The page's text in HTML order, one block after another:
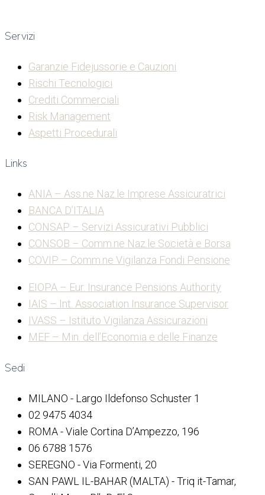
Servizi
Garanzie Fidejussorie e Cauzioni
Rischi Tecnologici
Crediti Commerciali
Risk Management
Aspetti Procedurali
Links
ANIA – Ass.ne Naz.le Imprese Assicuratrici
BANCA D’ITALIA
CONSAP – Servizi Assicurativi Pubblici
CONSOB – Comm.ne Naz.le Società e Borsa
COVIP – Comm.ne Vigilanza Fondi Pensione
EIOPA – Eur. Insurance Pensions Authority
IAIS – Int. Association Insurance Supervisor
IVASS – Istituto Vigilanza Assicurazioni
MEF – Min. dell’Economia e delle Finanze
Sedi
MILANO - Largo Ildefonso Schuster 1
02 9475 4034
ROMA - Viale Cortina D’Ampezzo, 196
06 6788 1576
SEREGNO - Via Formenti, 20
SAN PAWL IL-BAHAR (MALTA) - Triq it-Tamar,